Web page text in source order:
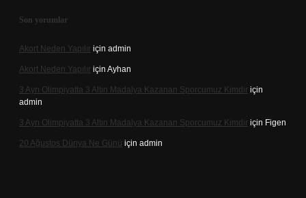
Son yorumlar
Akort Neden Yapılır için admin
Akort Neden Yapılır için Ayhan
3 Ayrı Olimpiyatta 3 Altın Madalya Kazanan Sporcumuz Kimdir için
admin
3 Ayrı Olimpiyatta 3 Altın Madalya Kazanan Sporcumuz Kimdir için Figen
20 Ağustos Dünya Ne Günü için admin